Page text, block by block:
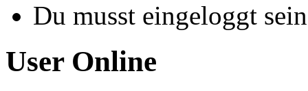
Du musst eingeloggt
User Online